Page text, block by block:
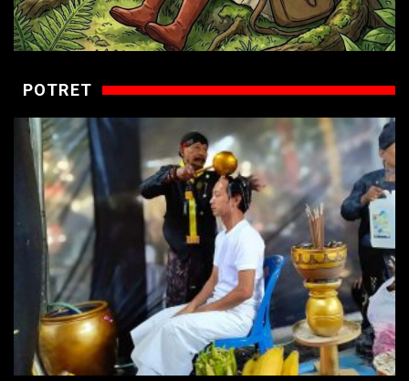
POTRET